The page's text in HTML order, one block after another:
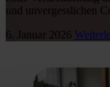
und unvergesslichen
6. Januar 2026